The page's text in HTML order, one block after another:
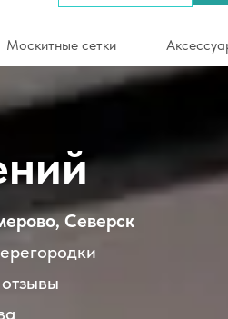
Москитные сетки
,Северск